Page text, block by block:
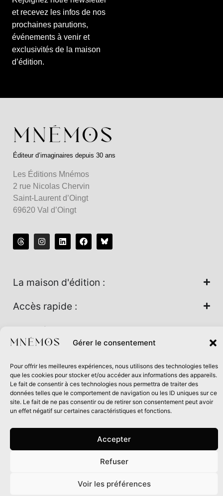
Gérer le consentement
Pour offrir les meilleures expériences, nous utilisons des technologies telles
que les cookies pour stocker et/ou accéder aux informations des appareils.
Le fait de consentir à ces technologies nous permettra de traiter des
données telles que le comportement de navigation ou les ID uniques sur ce
site. Le fait de ne pas consentir ou de retirer son consentement peut avoir
un effet négatif sur certaines caractéristiques et fonctions.
Accepter
Refuser
Voir les préférences
et recevez les infos de nos
prochaines parutions,
événements à venir et
exclusivités de la maison
d’édition.
Éditeur d’imaginaires depuis 30 ans
Les Éditions Mnémos
2 rue Nicolas Chervin
Saint-Laurent d’Oingt
69620 Val d’Oingt
La maison d'édition :
Accès rapide :
Nos univers :
Maison d’édition soutenue par la DRAC Auvergne-Rhône-
Alpes et la Région Auvergne-Rhône-Alpes dans le cadre du
Contrat de filière Livre 2024